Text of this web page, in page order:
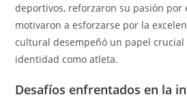
deportivos, reforzaron su pasión por
motivaron a esforzarse por la
cultural desempeñó un papel crucial
identidad como atleta.
Desafíos enfrentados en la